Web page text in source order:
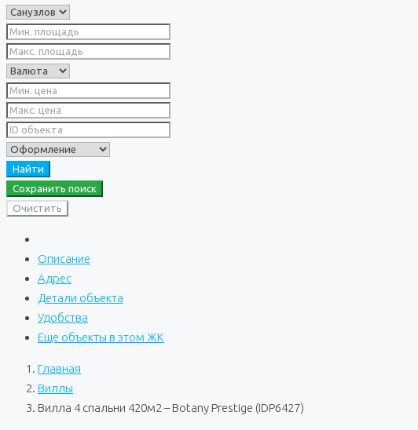
Найти
Сохранить поиск
Очистить
Описание
Адрес
Детали объекта
Удобства
Еще объекты в этом ЖК
Главная
Виллы
Вилла 4 спальни 420м2 – Botany Prestige (IDP6427)